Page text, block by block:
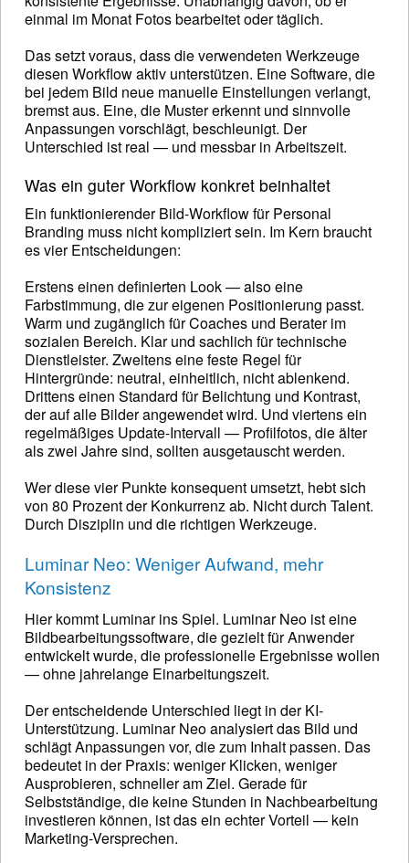
einmal im Monat Fotos bearbeitet oder täglich.
Das setzt voraus, dass die verwendeten Werkzeuge
diesen Workflow aktiv unterstützen. Eine Software, die
bei jedem Bild neue manuelle Einstellungen verlangt,
bremst aus. Eine, die Muster erkennt und sinnvolle
Anpassungen vorschlägt, beschleunigt. Der
Unterschied ist real — und messbar in Arbeitszeit.
Was ein guter Workflow konkret beinhaltet
Ein funktionierender Bild-Workflow für Personal
Branding muss nicht kompliziert sein. Im Kern braucht
es vier Entscheidungen:
Erstens einen definierten Look — also eine
Farbstimmung, die zur eigenen Positionierung passt.
Warm und zugänglich für Coaches und Berater im
sozialen Bereich. Klar und sachlich für technische
Dienstleister. Zweitens eine feste Regel für
Hintergründe: neutral, einheitlich, nicht ablenkend.
Drittens einen Standard für Belichtung und Kontrast,
der auf alle Bilder angewendet wird. Und viertens ein
regelmäßiges Update-Intervall — Profilfotos, die älter
als zwei Jahre sind, sollten ausgetauscht werden.
Wer diese vier Punkte konsequent umsetzt, hebt sich
von 80 Prozent der Konkurrenz ab. Nicht durch Talent.
Durch Disziplin und die richtigen Werkzeuge.
Luminar Neo: Weniger Aufwand, mehr
Konsistenz
Hier kommt Luminar ins Spiel. Luminar Neo ist eine
Bildbearbeitungssoftware, die gezielt für Anwender
entwickelt wurde, die professionelle Ergebnisse wollen
— ohne jahrelange Einarbeitungszeit.
Der entscheidende Unterschied liegt in der KI-
Unterstützung. Luminar Neo analysiert das Bild und
schlägt Anpassungen vor, die zum Inhalt passen. Das
bedeutet in der Praxis: weniger Klicken, weniger
Ausprobieren, schneller am Ziel. Gerade für
Selbstständige, die keine Stunden in Nachbearbeitung
investieren können, ist das ein echter Vorteil — kein
Marketing-Versprechen.